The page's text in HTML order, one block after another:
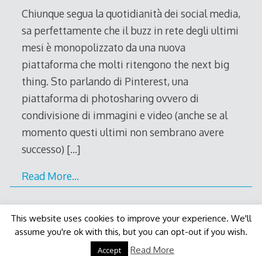
Chiunque segua la quotidianità dei social media,
sa perfettamente che il buzz in rete degli ultimi
mesi è monopolizzato da una nuova
piattaforma che molti ritengono the next big
thing. Sto parlando di Pinterest, una
piattaforma di photosharing ovvero di
condivisione di immagini e video (anche se al
momento questi ultimi non sembrano avere
successo) […]
Read More…
Decode Themeby Macho Themes
This website uses cookies to improve your experience. We'll
assume you're ok with this, but you can opt-out if you wish.
Accept Read More